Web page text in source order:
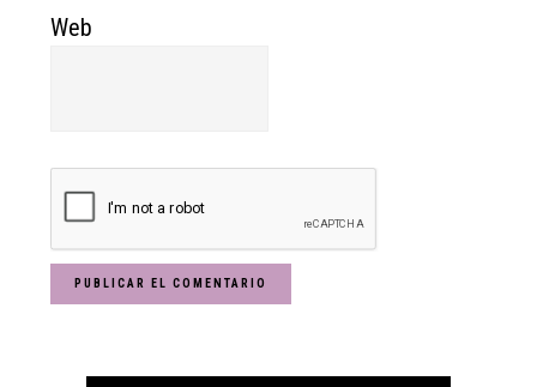
Web
Primary